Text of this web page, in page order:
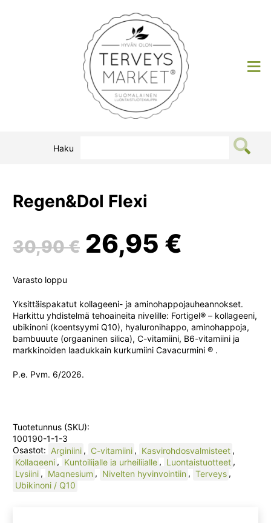
Terveysmarket
Haku
Regen&Dol Flexi
30,90€ Alkuperäinen
oli:
30,90 €.
26,95 €
on:
26,95
Varasto loppu
Yksittäispakatut kollageeni- ja aminohappojauheannokset.
Harkittu yhdistelmä tehoaineita nivelille: Fortigel® – kollageeni,
ubikinoni (koentsyymi Q10), hyaluronihappo, aminohappoja,
bambuuute (orgaaninen silica), C-vitamiini, B6-vitamiini ja
markkinoiden laadukkain kurkumiini Cavacurmini ® .
P.e. Pvm. 6/2026.
Tuotetunnus (SKU):
100190-1-1-3
Osastot: Arginiini , C-vitamiini , Kasvirohdosvalmisteet ,
Kollageeni , Kuntoilijalle ja urheilijalle , Luontaistuotteet ,
Lysiini , Magnesium , Nivelten hyvinvointiin , Terveys ,
Ubikinoni / Q10